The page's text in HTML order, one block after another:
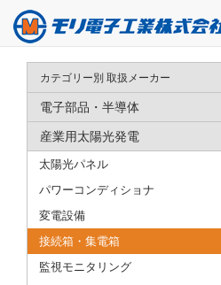
カテゴリー別 取扱メーカー
電子部品・半導体
産業用太陽光発電
太陽光パネル
パワーコンディショナ
変電設備
接続箱・集電箱
監視モニタリング